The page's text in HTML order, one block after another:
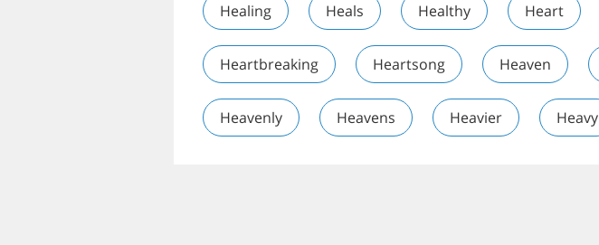
Healing Heals Healthy Heart
Heartbreaking Heartsong Heaven
Heavenly Heavens Heavier Heavy